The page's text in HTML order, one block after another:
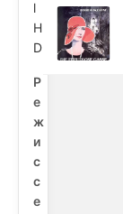
l
H
D
Р
е
ж
и
с
с
е